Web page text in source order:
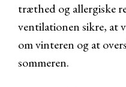
træthed og allergiske
ventilationen sikre, at
om vinteren og at
sommeren.